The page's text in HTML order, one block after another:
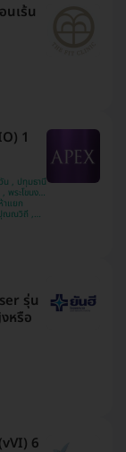
นเร้น
1
รุ่น
หรือ
6